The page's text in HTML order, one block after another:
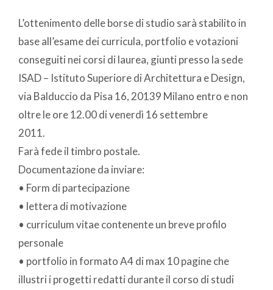
L’ottenimento delle borse di studio sarà stabilito in
base all’esame dei curricula, portfolio e votazioni
conseguiti nei corsi di laurea, giunti presso la sede
ISAD – Istituto Superiore di Architettura e Design,
via Balduccio da Pisa 16, 20139 Milano entro e non
oltre le ore 12.00 di venerdì 16 settembre
2011.
Farà fede il timbro postale.
Documentazione da inviare:
• Form di partecipazione
• lettera di motivazione
• curriculum vitae contenente un breve profilo
personale
• portfolio in formato A4 di max 10 pagine che
illustri i progetti redatti durante il corso di studi